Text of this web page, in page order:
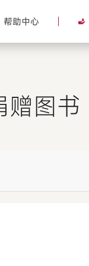
帮助中心
赠图书